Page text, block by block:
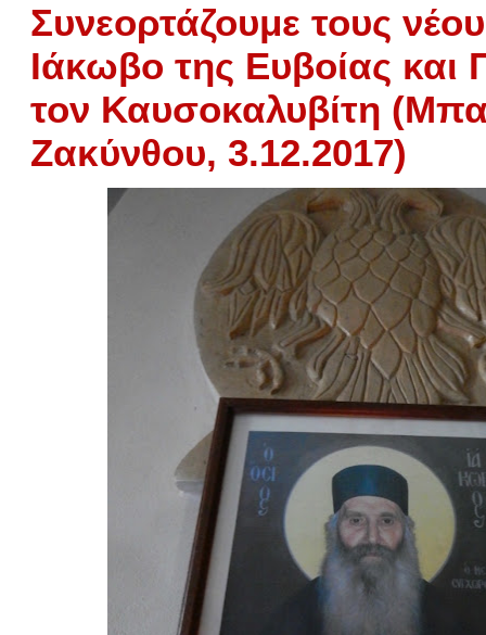
Συνεορτάζουμε τους
Ιάκωβο της Ευβοίας και
τον Καυσοκαλυβίτη
Ζακύνθου, 3.12.2017)